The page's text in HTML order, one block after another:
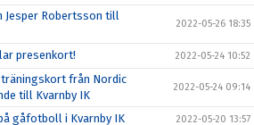
Jesper Robertsson till
2022-05-26 18:35
presenkort! 2022-05-24 10:52
träningskort från Nordic
till Kvarnby IK
2022-05-24 09:14
gåfotboll i Kvarnby IK 2022-05-20 13:57